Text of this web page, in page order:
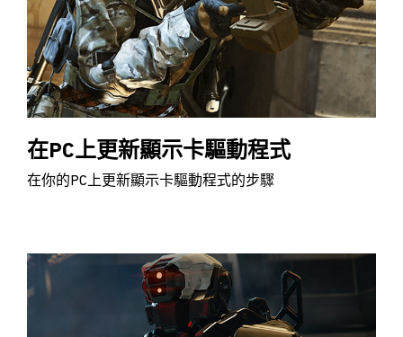
在PC上更新顯示卡驅動程式
在你的PC上更新顯示卡驅動程式的步驟